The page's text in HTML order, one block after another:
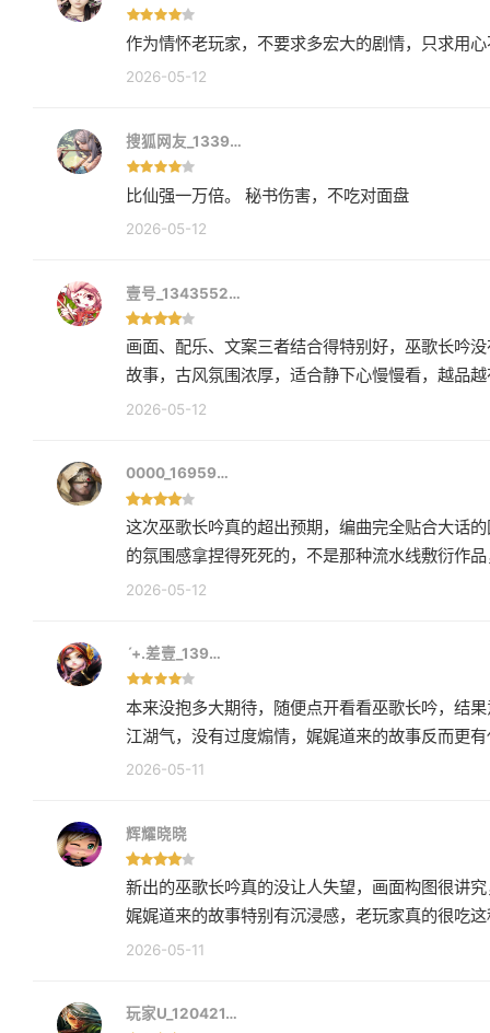
作为情怀老玩家，不要求多宏大的剧情，只求用
2026-05-12
搜狐网友_1339…
比仙强一万倍。 秘书伤害，不吃对面盘
2026-05-12
壹号_1343552…
画面、配乐、文案三者结合得特别好，巫歌长吟
故事，古风氛围浓厚，适合静下心慢慢看，越品
2026-05-12
0000_16959…
这次巫歌长吟真的超出预期，编曲完全贴合大话
的氛围感拿捏得死死的，不是那种流水线敷衍作
2026-05-12
ˊ+.差壹_139…
本来没抱多大期待，随便点开看看巫歌长吟，结
江湖气，没有过度煽情，娓娓道来的故事反而更
2026-05-11
辉耀晓晓
新出的巫歌长吟真的没让人失望，画面构图很讲
娓娓道来的故事特别有沉浸感，老玩家真的很吃
2026-05-11
玩家U_120421…